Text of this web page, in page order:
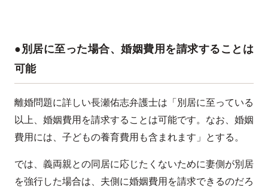
●別居に至った場合、婚姻費用を請求することは
可能
離婚問題に詳しい長瀬佑志弁護士は「別居に至っている
以上、婚姻費用を請求することは可能です。なお、婚姻
費用には、子どもの養育費用も含まれます」とする。
では、義両親との同居に応じたくないために妻側が別居
を強行した場合は、夫側に婚姻費用を請求できるのだろ